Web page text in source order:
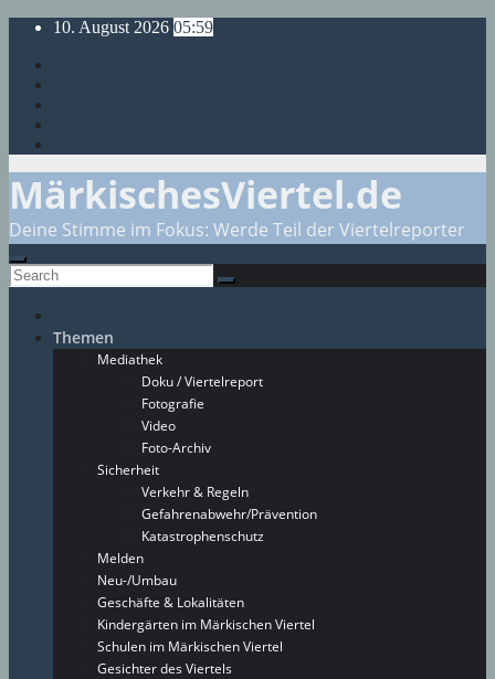
Skip
content
10. August 2026 05:59
MärkischesViertel.de
Deine Stimme im Fokus: Werde Teil der Viertelreporter
Themen
Mediathek
Doku / Viertelreport
Fotografie
Video
Foto-Archiv
Sicherheit
Verkehr & Regeln
Gefahrenabwehr/Prävention
Katastrophenschutz
Melden
Neu-/Umbau
Geschäfte & Lokalitäten
Kindergärten im Märkischen Viertel
Schulen im Märkischen Viertel
Gesichter des Viertels